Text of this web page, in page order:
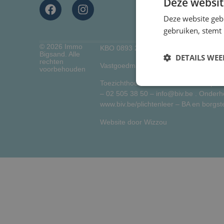
© 2026 Immo
Bigsand. Alle
rechten
voorbehouden
KBO 0893 206 187 – BIV 512.880
Vastgoedmakelaar bemiddelaar
Toezichthoudende autoriteit:
– 02 505 38 50 – info@biv.be .
www.biv.be/plichtenleer – BA en
Website doorWizzou
Deze website
gebruiken,
DETAILS